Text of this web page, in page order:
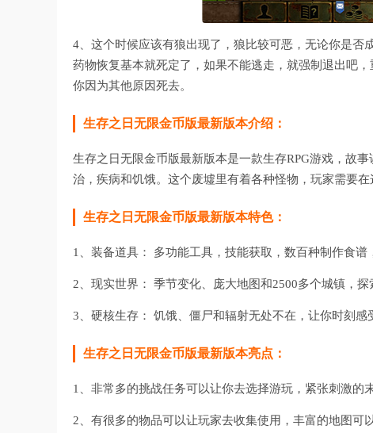
4、这个时候应该有狼出现了，狼比较可恶，无论你是
药物恢复基本就死定了，如果不能逃走，就强制退出吧
你因为其他原因死去。
生存之日无限金币版最新版本介绍：
生存之日无限金币版最新版本是一款生存RPG游戏，故
治，疾病和饥饿。这个废墟里有着各种怪物，玩家需要在
生存之日无限金币版最新版本特色：
1、装备道具： 多功能工具，技能获取，数百种制作食谱
2、现实世界： 季节变化、庞大地图和2500多个城镇，探
3、硬核生存： 饥饿、僵尸和辐射无处不在，让你时刻感
生存之日无限金币版最新版本亮点：
1、非常多的挑战任务可以让你去选择游玩，紧张刺激的
2、有很多的物品可以让玩家去收集使用，丰富的地图可